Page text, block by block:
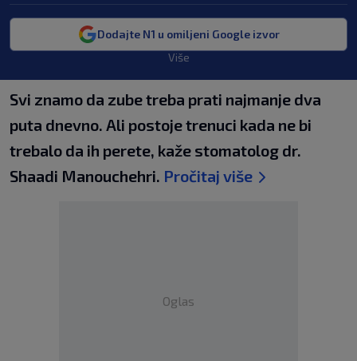
Dodajte N1 u omiljeni Google izvor
Više
Svi znamo da zube treba prati najmanje dva
puta dnevno. Ali postoje trenuci kada ne bi
trebalo da ih perete, kaže stomatolog dr.
Shaadi Manouchehri. Pročitaj više
Oglas